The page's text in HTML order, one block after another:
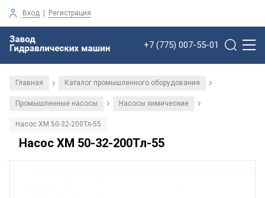
Вход | Регистрация
+7 (775) 007-55-01
Главная / Каталог промышленного оборудования /
Промышленные насосы / Насосы химические /
Насос ХМ 50-32-200Тл-55
Насос ХМ 50-32-200Тл-55